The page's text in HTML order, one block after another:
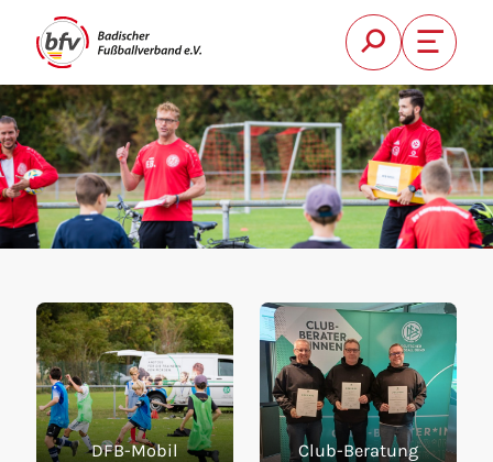
SucheFont
DFB-Mobil Club-Beratung
FUSSBALL
VEREIN
KREISE